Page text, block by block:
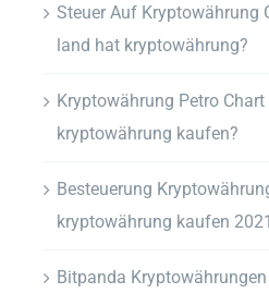
Steuer Auf Kryptowährung
land hat kryptowährung?
Kryptowährung Petro
kryptowährung kaufen?
Besteuerung
kryptowährung kaufen
Bitpanda